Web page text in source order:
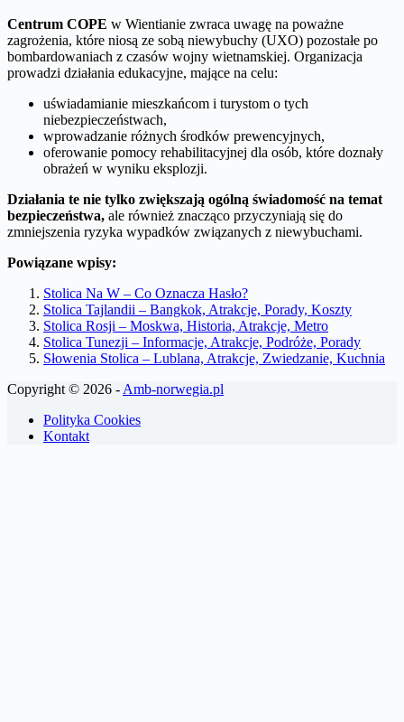
Centrum COPE w Wientianie zwraca uwagę na poważne
zagrożenia, które niosą ze sobą niewybuchy (UXO) pozostałe po
bombardowaniach z czasów wojny wietnamskiej. Organizacja
prowadzi działania edukacyjne, mające na celu:
uświadamianie mieszkańcom i turystom o tych
niebezpieczeństwach,
wprowadzanie różnych środków prewencyjnych,
oferowanie pomocy rehabilitacyjnej dla osób, które doznały
obrażeń w wyniku eksplozji.
Działania te nie tylko zwiększają ogólną świadomość na temat
bezpieczeństwa, ale również znacząco przyczyniają się do
zmniejszenia ryzyka wypadków związanych z niewybuchami.
Powiązane wpisy:
Stolica Na W – Co Oznacza Hasło?
Stolica Tajlandii – Bangkok, Atrakcje, Porady, Koszty
Stolica Rosji – Moskwa, Historia, Atrakcje, Metro
Stolica Tunezji – Informacje, Atrakcje, Podróże, Porady
Słowenia Stolica – Lublana, Atrakcje, Zwiedzanie, Kuchnia
Copyright © 2026 - Amb-norwegia.pl
Polityka Cookies
Kontakt